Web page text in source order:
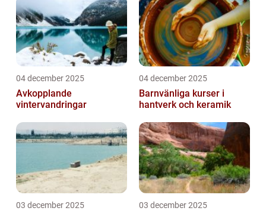
04 december 2025
Avkopplande
vintervandringar
04 december 2025
Barnvänliga kurser i
hantverk och keramik
03 december 2025 03 december 2025